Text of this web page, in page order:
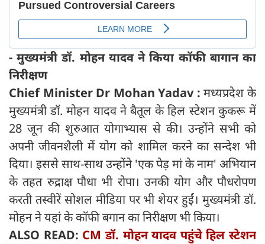
- मुख्यमंत्री डॉ. मोहन यादव ने किया कॉफी बागान का
निरीक्षण
Chief Minister Dr Mohan Yadav : मध्यप्रदेश के
मुख्यमंत्री डॉ. मोहन यादव ने बैतूल के हिल स्टेशन कुकरू में
28 जून की शुरुआत योगाभ्यास से की। उन्होंने सभी को
अपनी जीवनशैली में योग को शामिल करने का सन्देश भी
दिया। इससे साथ-साथ उन्होंने 'एक पेड़ मां के नाम' अभियान
के तहत रुद्राक्ष पौधा भी रोपा। उनकी योग और पौधरोपण
करती तस्वीरें सोशल मीडिया पर भी शेयर हुईं। मुख्यमंत्री डॉ.
मोहन ने यहां के कॉफी बगान का निरीक्षण भी किया।
ALSO READ: CM डॉ. मोहन यादव पहुंचे हिल स्टेशन